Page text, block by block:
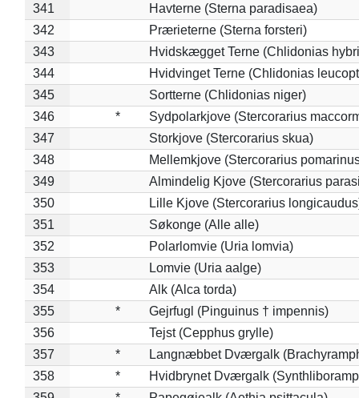
341
Havterne (Sterna paradisaea)
342
Prærieterne (Sterna forsteri)
343
Hvidskægget Terne (Chlidonias
344
Hvidvinget Terne (Chlidonias
345
Sortterne (Chlidonias niger)
346
*
Sydpolarkjove (Stercorarius
347
Storkjove (Stercorarius skua)
348
Mellemkjove (Stercorarius
349
Almindelig Kjove (Stercorarius
350
Lille Kjove (Stercorarius
351
Søkonge (Alle alle)
352
Polarlomvie (Uria lomvia)
353
Lomvie (Uria aalge)
354
Alk (Alca torda)
355
*
Gejrfugl (Pinguinus † impennis)
356
Tejst (Cepphus grylle)
357
*
Langnæbbet Dværgalk
358
*
Hvidbrynet Dværgalk